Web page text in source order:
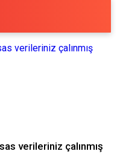
verileriniz çalınmış